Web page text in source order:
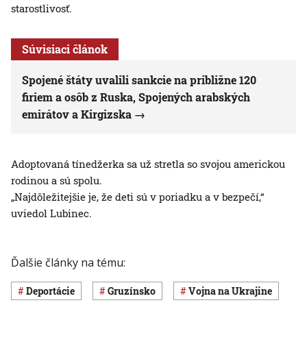
starostlivosť.
Súvisiaci článok
Spojené štáty uvalili sankcie na približne 120
firiem a osôb z Ruska, Spojených arabských
emirátov a Kirgizska
Adoptovaná tínedžerka sa už stretla so svojou americkou
rodinou a sú spolu.
„Najdôležitejšie je, že deti sú v poriadku a v bezpečí,“
uviedol Lubinec.
Ďalšie články na tému:
deportácie Gruzínsko vojna na Ukrajine